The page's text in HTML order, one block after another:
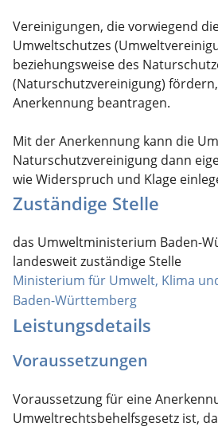
Vereinigungen, die vorwiegend
Umweltschutzes
beziehungsweise des
(Naturschutzvereinigung)
Anerkennung beantragen.
Mit der Anerkennung kann die
Naturschutzvereinigung dann
wie Widerspruch und Klage
Zuständige Stelle
das Umweltministerium Baden-
landesweit zuständige Stelle
Ministerium für Umwelt, Klima
Baden-Württemberg
Leistungsdetails
Voraussetzungen
Voraussetzung für eine
Umweltrechtsbehelfsgesetz ist,